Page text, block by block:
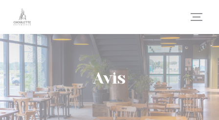
Personnalisation de vos choix en matière de cookies
Avis